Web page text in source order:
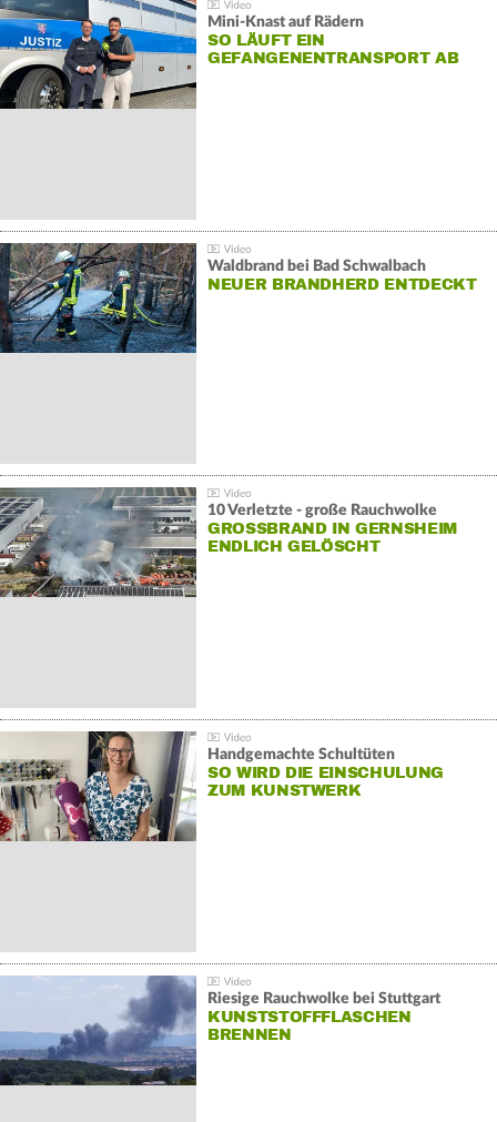
Mini-Knast auf Rädern
SO LÄUFT EIN
GEFANGENENTRANSPORT AB
Waldbrand bei Bad Schwalbach
NEUER BRANDHERD ENTDECKT
10 Verletzte - große Rauchwolke
GROSSBRAND IN GERNSHEIM E
NDLICH GELÖSCHT
Handgemachte Schultüten
SO WIRD DIE EINSCHULUNG
ZUM KUNSTWERK
Riesige Rauchwolke bei Stuttgart
KUNSTSTOFFFLASCHEN
BRENNEN